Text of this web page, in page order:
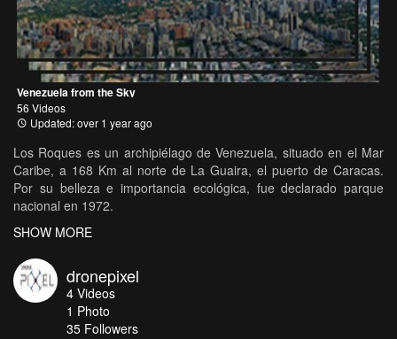
Venezuela from the Sky
56 Videos
Updated: over 1 year ago
Los Roques es un archipiélago de Venezuela, situado en el Mar
Caribe, a 168 Km al norte de La Guaira, el puerto de Caracas.
Por su belleza e importancia ecológica, fue declarado parque
nacional en 1972.
Lo que hace de Los Roques un lugar extraordinario es la enorme
extensión de mar tranquilo, la presencia de lagunas, cayos, y
playas de blancas arenas (de origen coralino) y aguas cristalinas
de colores increíbles.
Los Roques un paraíso de aguas cristalinas y blancas arenas
SHOW MORE
dronepixel
4 Videos
1 Photo
35 Followers